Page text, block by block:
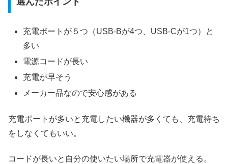
充電ポートが５つ（USB-Bが4つ、USB-Cが1つ）と
多い
電源コードが長い
充電が早そう
メーカー品なので安心感がある
充電ポートが多いと充電したい機器が多くても、充電待ち
をしなくてもいい。
コードが長いと自分の使いたい場所で充電器が使える。